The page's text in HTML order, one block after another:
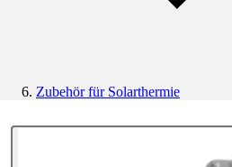
Zubehör für Solarthermie